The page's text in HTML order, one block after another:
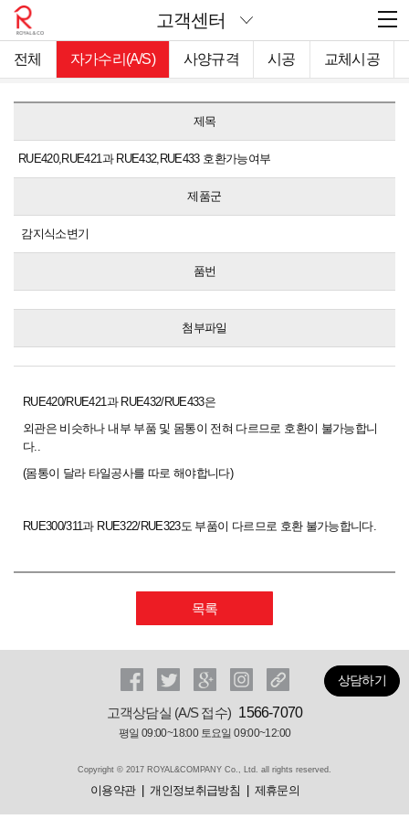
고객센터
상담하기
전체 자가수리(A/S) 사양규격 시공 교체시공
제목
RUE420,RUE421과 RUE432,RUE433 호환가능여부
제품군
감지식소변기
품번
첨부파일
RUE420/RUE421과 RUE432/RUE433은
외관은 비슷하나 내부 부품 및 몸통이 전혀 다르므로 호환이 불가능합니
다..
(몸통이 달라 타일공사를 따로 해야합니다)
RUE300/311과 RUE322/RUE323도 부품이 다르므로 호환 불가능합니다.
목록
고객상담실 (A/S 접수) 1566-7070
평일 09:00~18:00 토요일 09:00~12:00
Copyright © 2017 ROYAL&COMPANY Co., Ltd. all rights reserved.
이용약관 개인정보취급방침 제휴문의